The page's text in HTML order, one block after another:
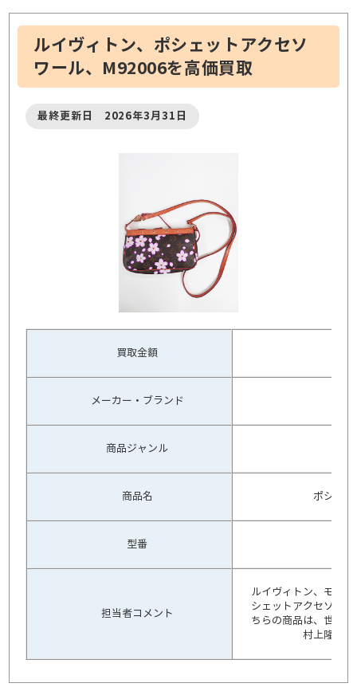
ルイヴィトン、ポシェットアクセソ
ワール、M92006を高価買取
最終更新日 2026年3月31日
買取金額
メーカー・ブランド
商品ジャンル
商品名 ポシェ
型番
担当者コメント
ルイヴィトン、モノ
シェットアクセソワ
ちらの商品は、世界
村上隆と